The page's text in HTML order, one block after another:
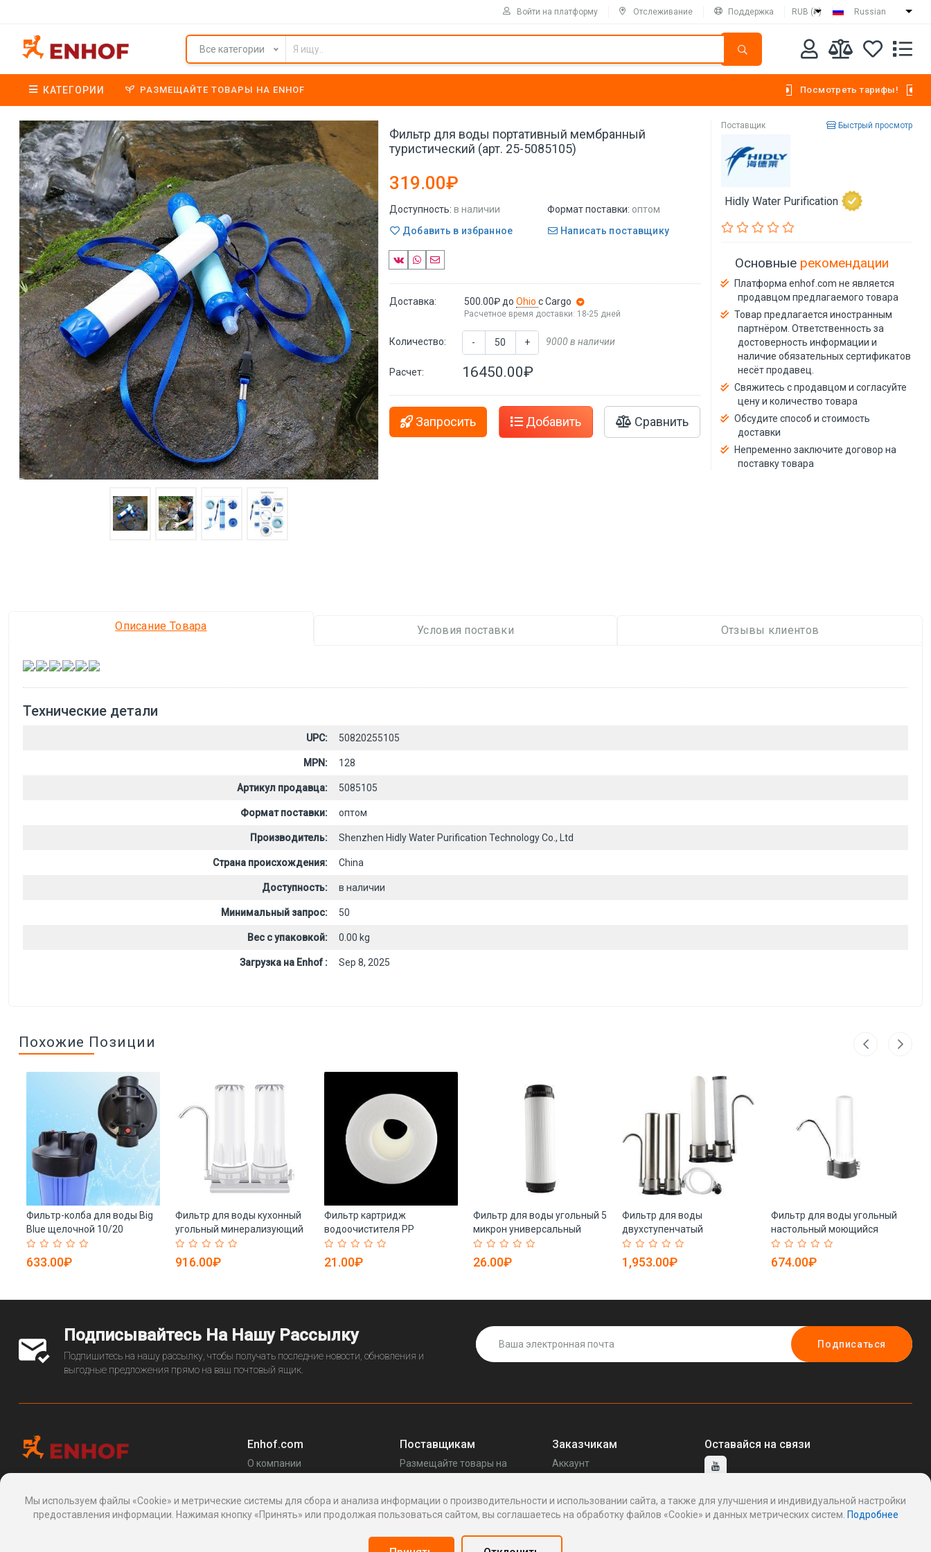
Войти на платформу Отслеживание Поддержка RUB (₽) Russian
Все категории
КАТЕГОРИИ РАЗМЕЩАЙТЕ ТОВАРЫ НА ENHOF Посмотреть тарифы!
Фильтр для воды портативный мембранный
туристический (арт. 25-5085105)
319.00₽
Доступность: в наличии Формат поставки: оптом
Добавить в избранное
Написать поставщику
Доставка: 500.00₽ доOhioс Cargo
Расчетное время доставки: 18-25 дней
Количество: - + 9000 в наличии
Расчет: 16450.00₽
Запросить Добавить Сравнить
Поставщик Быстрый просмотр
Hidly Water Purification
Основные рекомендации
Платформа enhof.com не является
продавцом предлагаемого товара
Товар предлагается иностранным
партнёром. Ответственность за
достоверность информации и
наличие обязательных сертификатов
несёт продавец.
Свяжитесь с продавцом и согласуйте
цену и количество товара
Обсудите способ и стоимость
доставки
Непременно заключите договор на
поставку товара
Описание Товара Условия поставки Отзывы клиентов
, , , , ,
Технические детали
UPC: 50820255105
MPN: 128
Артикул продавца: 5085105
Формат поставки: оптом
Производитель: Shenzhen Hidly Water Purification Technology Co., Ltd
Страна происхождения: China
Доступность: в наличии
Минимальный запрос: 50
Вес с упаковкой: 0.00 kg
Загрузка на Enhof : Sep 8, 2025
Похожие Позиции
Фильтр-колба для воды Big
Blue щелочной 10/20
дюймов (арт. 25-5085150)
633.00₽
Фильтр для воды кухонный
угольный минерализующий
(арт. 25-5085279)
916.00₽
Фильтр картридж
водоочистителя PP
щелочной нано осадочный
(арт. 25-5085075)
21.00₽
Фильтр для воды угольный 5
микрон универсальный
картридж (арт. 25-5085079)
26.00₽
Фильтр для воды
двухступенчатый
мембранный щелочной (арт.
25-5085195)
1,953.00₽
Фильтр для воды угольный
настольный моющийся
удобный (арт. 25-5085204)
674.00₽
Подписывайтесь На Нашу Рассылку
Подпишитесь на нашу рассылку, чтобы получать последние новости, обновления и
выгодные предложения прямо на ваш почтовый ящик.
Подписаться
, 24, Макаренко, Сочи, Краснодарский
край 354003, Россия
Enhof.com
О компании
Блог
Поставщикам
Размещайте товары на
Как это работает
Заказчикам
Аккаунт
Написать поставщику
Реквизиты
Оставайся на связи
Мы используем файлы «Cookie» и метрические системы для сбора и анализа информации о производительности и использовании сайта, а также для улучшения и индивидуальной настройки
предоставления информации. Нажимая кнопку «Принять» или продолжая пользоваться сайтом, вы соглашаетесь на обработку файлов «Cookie» и данных метрических систем. Подробнее